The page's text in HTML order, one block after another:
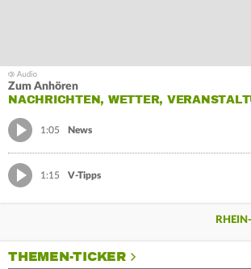
Zum Anhören
NACHRICHTEN, WETTER,
1:05 News
1:15 V-Tipps
THEMEN-TICKER